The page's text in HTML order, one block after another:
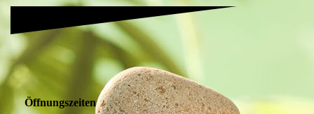
Öffnungszeiten